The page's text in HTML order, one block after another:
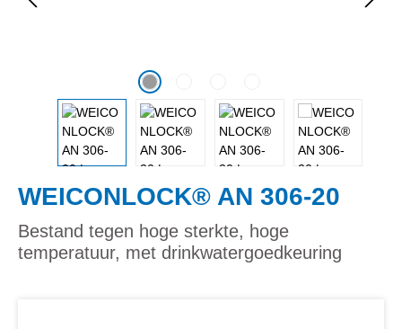
WEICONLOCK® AN 306-20
Bestand tegen hoge sterkte, hoge
temperatuur, met drinkwatergoedkeuring